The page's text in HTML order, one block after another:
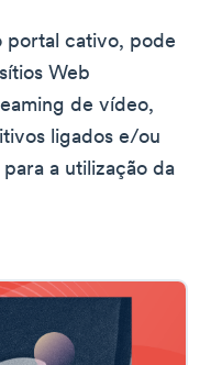
portal cativo, pode
Web
de vídeo,
ligados e/ou
a utilização da